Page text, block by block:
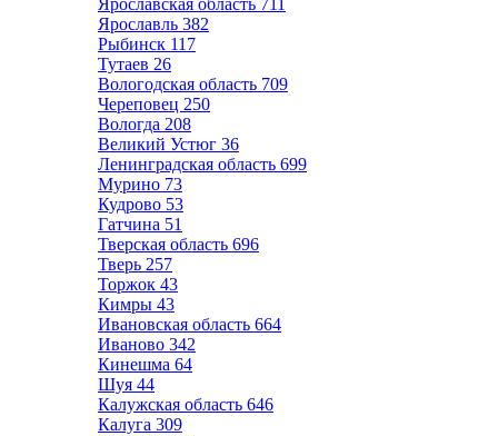
Ярославская область 711
Ярославль 382
Рыбинск 117
Тутаев 26
Вологодская область 709
Череповец 250
Вологда 208
Великий Устюг 36
Ленинградская область 699
Мурино 73
Кудрово 53
Гатчина 51
Тверская область 696
Тверь 257
Торжок 43
Кимры 43
Ивановская область 664
Иваново 342
Кинешма 64
Шуя 44
Калужская область 646
Калуга 309